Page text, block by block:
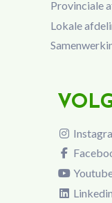
Provinciale
Lokale
Linkedin